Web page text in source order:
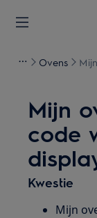
Ovens
Mijn
code
Kwestie
Mijn